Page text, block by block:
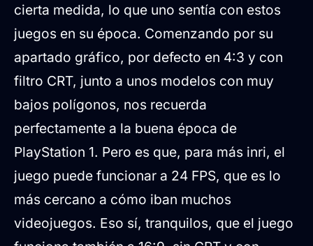
cierta medida, lo que uno sentía con estos
juegos en su época. Comenzando por su
apartado gráfico, por defecto en 4:3 y con
filtro CRT, junto a unos modelos con muy
bajos polígonos, nos recuerda
perfectamente a la buena época de
PlayStation 1. Pero es que, para más inri, el
juego puede funcionar a 24 FPS, que es lo
más cercano a cómo iban muchos
videojuegos. Eso sí, tranquilos, que el juego